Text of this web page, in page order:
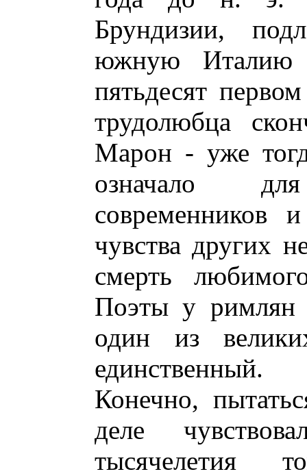
Брундизии,
южную Италию
пятьдесят
трудолюбца
Марон - уже
означало
современников
чувства других
смерть
Поэты у
один из
единственный.
Конечно,
деле